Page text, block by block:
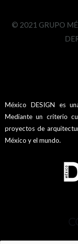
© 2021 GRUPO
México DESIGN es
Mediante un criterio
proyectos de
México y el mundo.